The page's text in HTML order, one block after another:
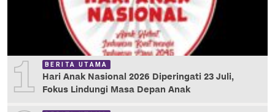
1 BERITA UTAMA
Hari Anak Nasional 2026 Diperingati 23 Juli,
Fokus Lindungi Masa Depan Anak